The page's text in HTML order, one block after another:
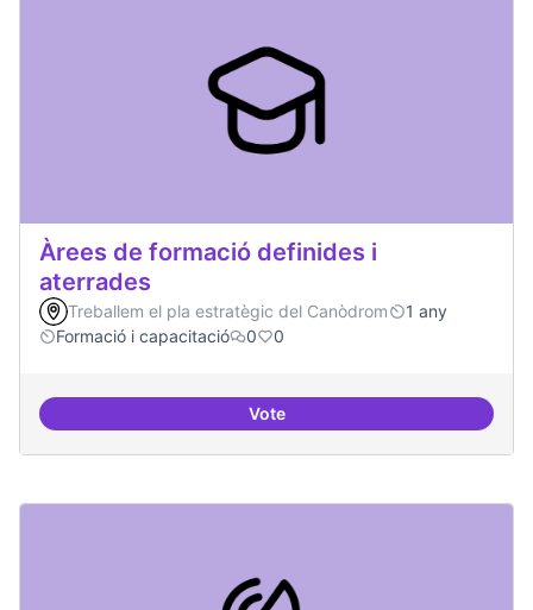
Àrees de formació definides i
aterrades
Treballem el pla estratègic del Canòdrom
1 any
Formació i capacitació
0 0
VoteÀrees de formació definides i